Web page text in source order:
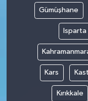
Gümüşhane
Isparta
Kars
Kırıkkale